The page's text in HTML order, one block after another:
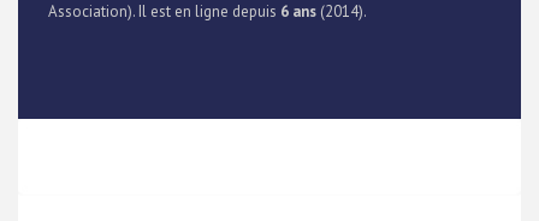
Association). Il est en ligne depuis 6 ans (2014).